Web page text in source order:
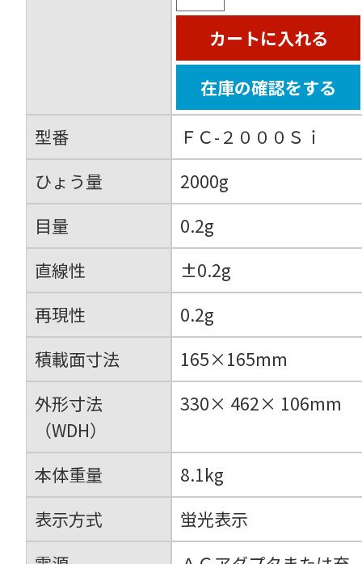
カートに入れる
在庫の確認をする
型番
ＦＣ-２０００Ｓｉ
ひょう量
2000g
目量
0.2g
直線性
±0.2g
再現性
0.2g
積載面寸法
165×165mm
外形寸法
（WDH）
330× 462× 106mm
本体重量
8.1kg
表示方式
蛍光表示